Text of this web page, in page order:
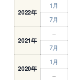
2022年
1月
7月
2021年
–
7月
2020年
1月
–